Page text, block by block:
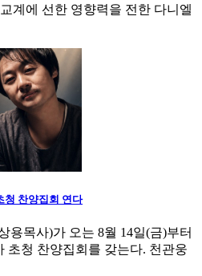
계에 선한 영향력을 전한 다니엘
청 찬양집회 연다
용목사)가 오는 8월 14일(금)부터
초청 찬양집회를 갖는다. 천관웅